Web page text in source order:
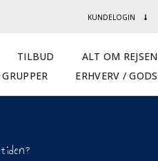
KUNDELOGIN
TILBUD
ALT OM REJSEN
ERHVERV / GODS